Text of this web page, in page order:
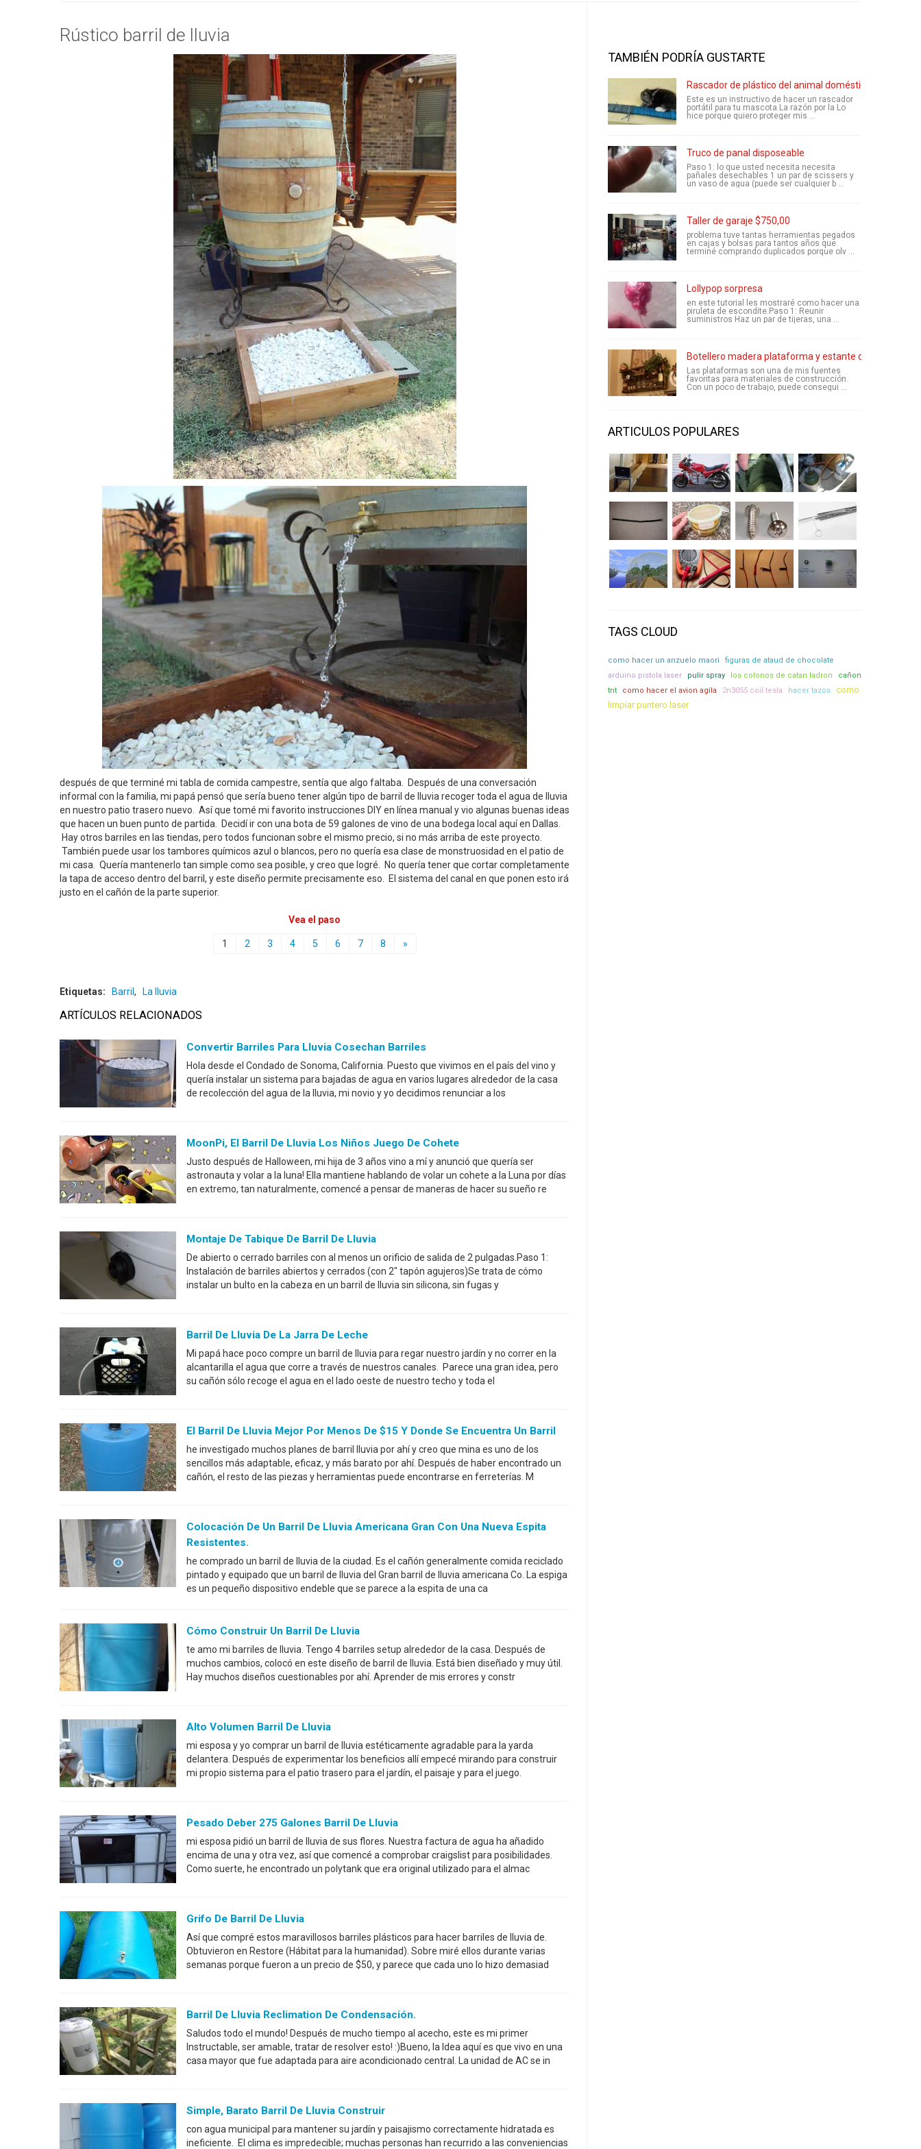
Rústico barril de lluvia
después de que terminé mi tabla de comida campestre, sentía que algo faltaba. Después de una conversación
informal con la familia, mi papá pensó que sería bueno tener algún tipo de barril de lluvia recoger toda el agua de lluvia
en nuestro patio trasero nuevo. Así que tomé mi favorito instrucciones DIY en línea manual y vio algunas buenas ideas
que hacen un buen punto de partida. Decidí ir con una bota de 59 galones de vino de una bodega local aquí en Dallas.
Hay otros barriles en las tiendas, pero todos funcionan sobre el mismo precio, si no más arriba de este proyecto.
También puede usar los tambores químicos azul o blancos, pero no quería esa clase de monstruosidad en el patio de
mi casa. Quería mantenerlo tan simple como sea posible, y creo que logré. No quería tener que cortar completamente
la tapa de acceso dentro del barril, y este diseño permite precisamente eso. El sistema del canal en que ponen esto irá
justo en el cañón de la parte superior.
Vea el paso
1 2 3 4 5 6 7 8 »
Etiquetas: Barril , La lluvia
ARTÍCULOS RELACIONADOS
Convertir Barriles Para Lluvia Cosechan Barriles
Hola desde el Condado de Sonoma, California. Puesto que vivimos en el país del vino y
quería instalar un sistema para bajadas de agua en varios lugares alrededor de la casa
de recolección del agua de la lluvia, mi novio y yo decidimos renunciar a los
MoonPi, El Barril De Lluvia Los Niños Juego De Cohete
Justo después de Halloween, mi hija de 3 años vino a mí y anunció que quería ser
astronauta y volar a la luna! Ella mantiene hablando de volar un cohete a la Luna por días
en extremo, tan naturalmente, comencé a pensar de maneras de hacer su sueño re
Montaje De Tabique De Barril De Lluvia
De abierto o cerrado barriles con al menos un orificio de salida de 2 pulgadas.Paso 1:
Instalación de barriles abiertos y cerrados (con 2" tapón agujeros)Se trata de cómo
instalar un bulto en la cabeza en un barril de lluvia sin silicona, sin fugas y
Barril De Lluvia De La Jarra De Leche
Mi papá hace poco compre un barril de lluvia para regar nuestro jardín y no correr en la
alcantarilla el agua que corre a través de nuestros canales. Parece una gran idea, pero
su cañón sólo recoge el agua en el lado oeste de nuestro techo y toda el
El Barril De Lluvia Mejor Por Menos De $15 Y Donde Se Encuentra Un Barril
he investigado muchos planes de barril lluvia por ahí y creo que mina es uno de los
sencillos más adaptable, eficaz, y más barato por ahí. Después de haber encontrado un
cañón, el resto de las piezas y herramientas puede encontrarse en ferreterías. M
Colocación De Un Barril De Lluvia Americana Gran Con Una Nueva Espita
Resistentes.
he comprado un barril de lluvia de la ciudad. Es el cañón generalmente comida reciclado
pintado y equipado que un barril de lluvia del Gran barril de lluvia americana Co. La espiga
es un pequeño dispositivo endeble que se parece a la espita de una ca
Cómo Construir Un Barril De Lluvia
te amo mi barriles de lluvia. Tengo 4 barriles setup alrededor de la casa. Después de
muchos cambios, colocó en este diseño de barril de lluvia. Está bien diseñado y muy útil.
Hay muchos diseños cuestionables por ahí. Aprender de mis errores y constr
Alto Volumen Barril De Lluvia
mi esposa y yo comprar un barril de lluvia estéticamente agradable para la yarda
delantera. Después de experimentar los beneficios allí empecé mirando para construir
mi propio sistema para el patio trasero para el jardín, el paisaje y para el juego.
Pesado Deber 275 Galones Barril De Lluvia
mi esposa pidió un barril de lluvia de sus flores. Nuestra factura de agua ha añadido
encima de una y otra vez, así que comencé a comprobar craigslist para posibilidades.
Como suerte, he encontrado un polytank que era original utilizado para el almac
Grifo De Barril De Lluvia
Así que compré estos maravillosos barriles plásticos para hacer barriles de lluvia de.
Obtuvieron en Restore (Hábitat para la humanidad). Sobre miré ellos durante varias
semanas porque fueron a un precio de $50, y parece que cada uno lo hizo demasiad
Barril De Lluvia Reclimation De Condensación.
Saludos todo el mundo! Después de mucho tiempo al acecho, este es mi primer
Instructable, ser amable, tratar de resolver esto! :)Bueno, la Idea aquí es que vivo en una
casa mayor que fue adaptada para aire acondicionado central. La unidad de AC se in
Simple, Barato Barril De Lluvia Construir
con agua municipal para mantener su jardín y paisajismo correctamente hidratada es
ineficiente. El clima es impredecible; muchas personas han recurrido a las conveniencias
TAMBIÉN PODRÍA GUSTARTE
Rascador de plástico del animal doméstico portátil
Este es un instructivo de hacer un rascador
portátil para tu mascota.La razón por la Lo
hice porque quiero proteger mis ...
Truco de panal disposeable
Paso 1: lo que usted necesita necesita
pañales desechables 1 un par de scissers y
un vaso de agua (puede ser cualquier b ...
Taller de garaje $750,00
problema tuve tantas herramientas pegados
en cajas y bolsas para tantos años que
terminé comprando duplicados porque olv ...
Lollypop sorpresa
en este tutorial les mostraré como hacer una
piruleta de escondite.Paso 1: Reunir
suministros Haz un par de tijeras, una ...
Botellero madera plataforma y estante de licores
Las plataformas son una de mis fuentes
favoritas para materiales de construcción.
Con un poco de trabajo, puede consegui ...
ARTICULOS POPULARES
TAGS CLOUD
como hacer un anzuelo maori
figuras de ataud de chocolate
arduino pistola laser
pulir spray los colonos de catan ladron
cañon
tnt
como hacer el avion agila 2n3055 coil tesla hacer tazos
como
limpiar puntero laser